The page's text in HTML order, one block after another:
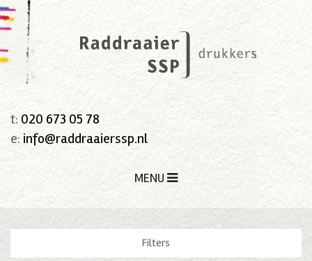
t: 020 673 05 78
e: info@raddraaierssp.nl
MENU
Filters